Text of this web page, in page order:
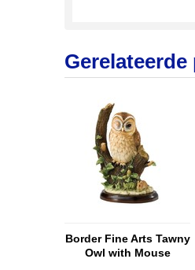
Border Fine Arts Tawny
Owl with Mouse